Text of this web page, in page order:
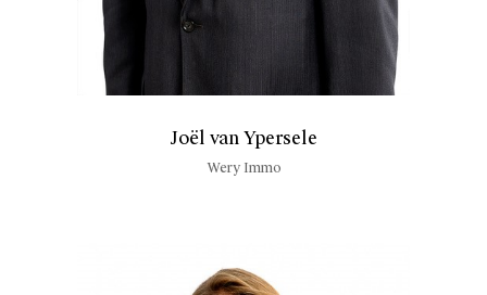
Joël van Ypersele
Wery Immo